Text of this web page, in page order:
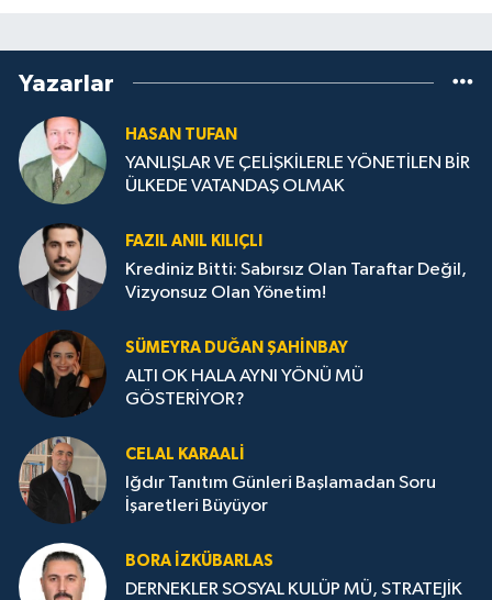
Yazarlar
HASAN TUFAN
YANLIŞLAR VE ÇELİŞKİLERLE YÖNETİLEN BİR
ÜLKEDE VATANDAŞ OLMAK
FAZIL ANIL KILIÇLI
Krediniz Bitti: Sabırsız Olan Taraftar Değil,
Vizyonsuz Olan Yönetim!
SÜMEYRA DUĞAN ŞAHINBAY
ALTI OK HALA AYNI YÖNÜ MÜ
GÖSTERİYOR?
CELAL KARAALİ
Iğdır Tanıtım Günleri Başlamadan Soru
İşaretleri Büyüyor
BORA İZKÜBARLAS
DERNEKLER SOSYAL KULÜP MÜ, STRATEJİK